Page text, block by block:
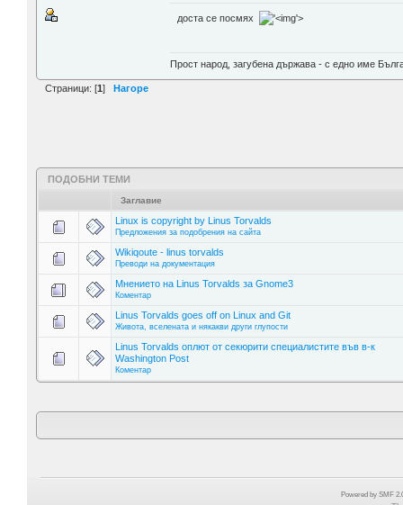
доста се посмях '>
Прост народ, загубена държава - с едно име
Страници: [1] Нагоре
ПОДОБНИ ТЕМИ
Заглавие
Linux is copyright by Linus Torvalds
Предложения за подобрения на сайта
Wikiqoute - linus torvalds
Преводи на документация
Мнението на Linus Torvalds за Gnome3
Коментар
Linus Torvalds goes off on Linux and Git
Живота, вселената и някакви други глупости
Linus Torvalds оплют от секюрити специалистите във в-к
Washington Post
Коментар
Powered by SMF